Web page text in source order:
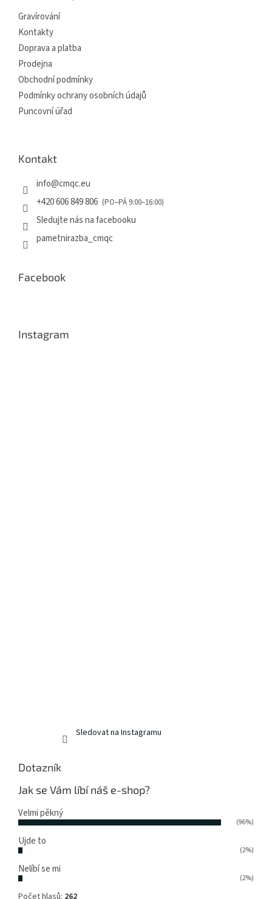
Gravírování
Kontakty
Doprava a platba
Prodejna
Obchodní podmínky
Podmínky ochrany osobních údajů
Puncovní úřad
Kontakt
info@cmqc.eu
+420 606 849 806
Sledujte nás na facebooku
pametnirazba_cmqc
Facebook
Instagram
Sledovat na Instagramu
Dotazník
Jak se Vám líbí náš e-shop?
Velmi pěkný
(96%)
Ujde to
(2%)
Nelíbí se mi
(2%)